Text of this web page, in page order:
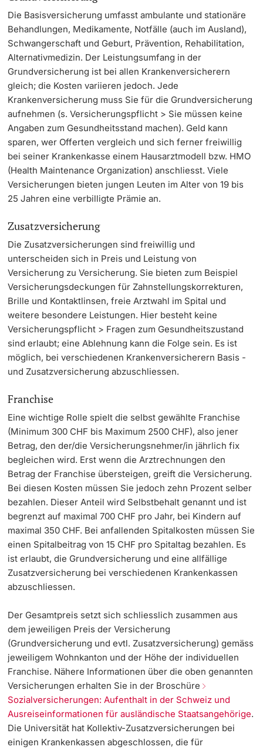
weitere Informationen
Notfall & Beratung
Kontakt & Anfahrt
Die Basisversicherung umfasst ambulante und stationäre
Behandlungen, Medikamente, Notfälle (auch im Ausland),
Schwangerschaft und Geburt, Prävention, Rehabilitation,
Alternativmedizin. Der Leistungsumfang in der
Grundversicherung ist bei allen Krankenversicherern
gleich; die Kosten variieren jedoch. Jede
Krankenversicherung muss Sie für die Grundversicherung
aufnehmen (s. Versicherungspflicht > Sie müssen keine
Angaben zum Gesundheitsstand machen). Geld kann
sparen, wer Offerten vergleich und sich ferner freiwillig
bei seiner Krankenkasse einem Hausarztmodell bzw. HMO
(Health Maintenance Organization) anschliesst. Viele
Versicherungen bieten jungen Leuten im Alter von 19 bis
25 Jahren eine verbilligte Prämie an.
Zusatzversicherung
Die Zusatzversicherungen sind freiwillig und
unterscheiden sich in Preis und Leistung von
Versicherung zu Versicherung. Sie bieten zum Beispiel
Versicherungsdeckungen für Zahnstellungskorrekturen,
Brille und Kontaktlinsen, freie Arztwahl im Spital und
weitere besondere Leistungen. Hier besteht keine
Versicherungspflicht > Fragen zum Gesundheitszustand
sind erlaubt; eine Ablehnung kann die Folge sein. Es ist
möglich, bei verschiedenen Krankenversicherern Basis -
und Zusatzversicherung abzuschliessen.
Franchise
Eine wichtige Rolle spielt die selbst gewählte Franchise
(Minimum 300 CHF bis Maximum 2500 CHF), also jener
Betrag, den der/die Versicherungsnehmer/in jährlich fix
begleichen wird. Erst wenn die Arztrechnungen den
Betrag der Franchise übersteigen, greift die Versicherung.
Bei diesen Kosten müssen Sie jedoch zehn Prozent selber
bezahlen. Dieser Anteil wird Selbstbehalt genannt und ist
begrenzt auf maximal 700 CHF pro Jahr, bei Kindern auf
maximal 350 CHF. Bei anfallenden Spitalkosten müssen Sie
einen Spitalbeitrag von 15 CHF pro Spitaltag bezahlen. Es
ist erlaubt, die Grundversicherung und eine allfällige
Zusatzversicherung bei verschiedenen Krankenkassen
abzuschliessen.
Der Gesamtpreis setzt sich schliesslich zusammen aus
dem jeweiligen Preis der Versicherung
(Grundversicherung und evtl. Zusatzversicherung) gemäss
jeweiligem Wohnkanton und der Höhe der individuellen
Franchise. Nähere Informationen über die oben genannten
Versicherungen erhalten Sie in der Broschüre
Sozialversicherungen: Aufenthalt in der Schweiz und
Ausreiseinformationen für ausländische Staatsangehörige.
Die Universität hat Kollektiv-Zusatzversicherungen bei
einigen Krankenkassen abgeschlossen, die für